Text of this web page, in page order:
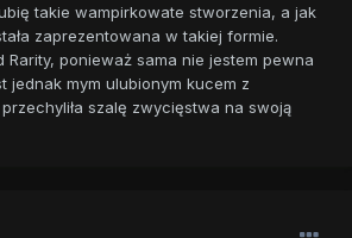
takie wampirkowate stworzenia, a jak
zaprezentowana w takiej formie.
Rarity, ponieważ sama nie jestem pewna
jednak mym ulubionym kucem z
szalę zwycięstwa na swoją